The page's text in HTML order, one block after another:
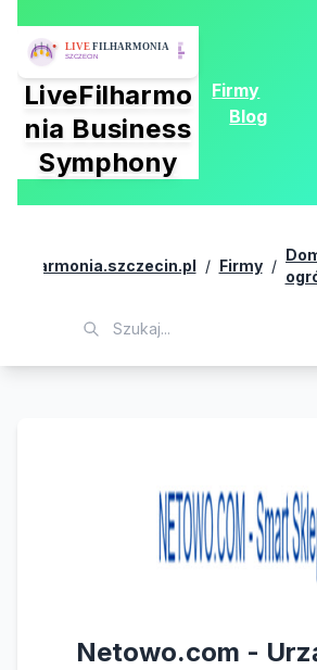
LiveFilharmo
nia Business
Symphony
Firmy
Blog
/ Firmy /
Netowo.com -